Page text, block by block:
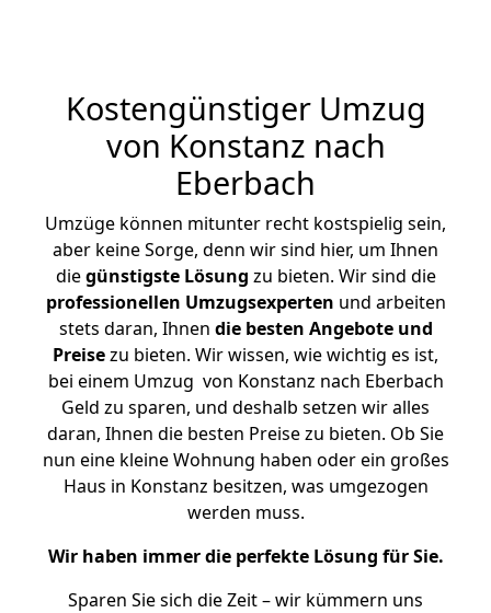
Kostengünstiger Umzug
von Konstanz nach
Eberbach
Umzüge können mitunter recht kostspielig sein,
aber keine Sorge, denn wir sind hier, um Ihnen
diegünstigste Lösung zu bieten. Wir sind die
professionellen Umzugsexperten und arbeiten
stets daran, Ihnen die besten Angebote und
Preisezu bieten. Wir wissen, wie wichtig es ist,
bei einem Umzug von Konstanz nach Eberbach
Geld zu sparen, und deshalb setzen wir alles
daran, Ihnen die besten Preise zu bieten. Ob Sie
nun eine kleine Wohnung haben oder ein großes
Haus in Konstanz besitzen, was umgezogen
werden muss.
Wir haben immer die perfekte Lösung für Sie.
Sparen Sie sich die Zeit – wir kümmern uns